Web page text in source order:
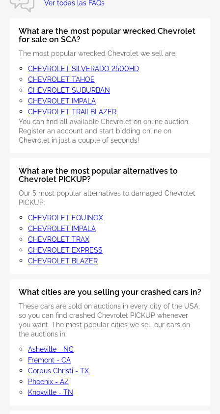
Ver todas las FAQs
What are the most popular wrecked Chevrolet
for sale on SCA?
The most popular wrecked Chevrolet we sell are:
CHEVROLET SILVERADO 2500HD
CHEVROLET TAHOE
CHEVROLET SUBURBAN
CHEVROLET IMPALA
CHEVROLET TRAILBLAZER
You can find all available Chevrolet on online auction.
Register an account and start bidding online on
Chevrolet in just a couple of seconds!
What are the most popular alternatives to
Chevrolet PICKUP?
Our 5 most popular alternatives to damaged Chevrolet
PICKUP:
CHEVROLET EQUINOX
CHEVROLET IMPALA
CHEVROLET TRAX
CHEVROLET EXPRESS
CHEVROLET BLAZER
What cities are you selling your crashed cars in?
These cars are sold on auctions in every city of the USA,
so you can find crashed Chevrolet PICKUP whenever
you want. The most popular cities we sell our cars on
the auctions in:
Asheville - NC
Fremont - CA
Corpus Christi - TX
Phoenix - AZ
Knoxville - TN